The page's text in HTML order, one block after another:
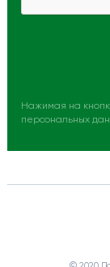
Нажимая на
персональных